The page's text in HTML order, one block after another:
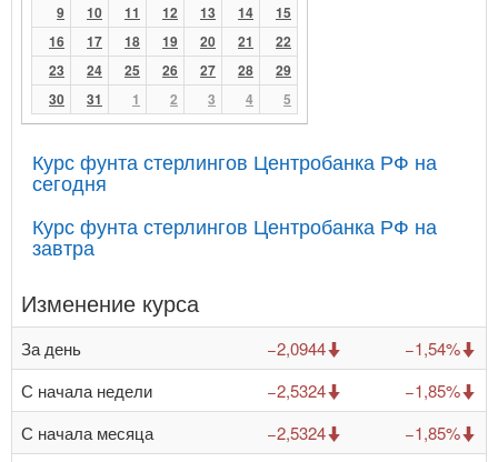
9
10 11 12 13 14
15
16
17 18 19 20 21
22
23
24 25 26 27 28
29
30
31 1 2 3 4 5
Курс фунта стерлингов Центробанка РФ на
сегодня
Курс фунта стерлингов Центробанка РФ на
завтра
Изменение курса
За день −2,0944
−1,54%
С начала недели
−2,5324
−1,85%
С начала месяца
−2,5324
−1,85%